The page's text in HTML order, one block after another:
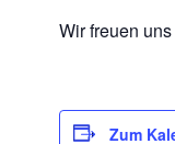
Wir freuen
Zum